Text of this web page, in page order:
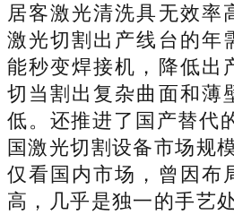
居客激光清洗具无效率
激光切割出产线台的年
能秒变焊接机，降低出
切当割出复杂曲面和薄
低。还推进了国产替代
国激光切割设备市场规
仅看国内市场，曾因布
高，几乎是独一的手艺